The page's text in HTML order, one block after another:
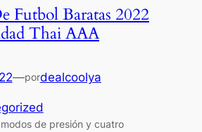
Futbol Baratas 2022
Thai AAA
—pordealcoolya
de presión y cuatro